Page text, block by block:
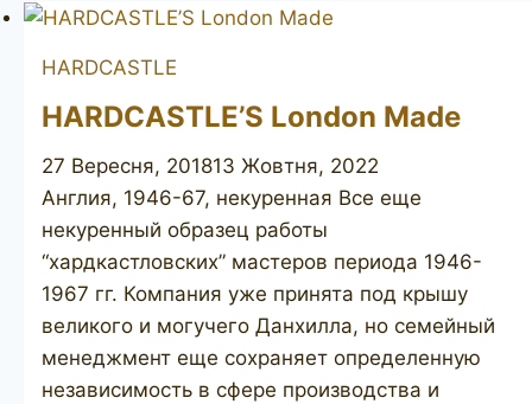
HARDCASTLE
HARDCASTLE’S London Made
27 Вересня, 201813 Жовтня, 2022
Англия, 1946-67, некуренная Все еще
некуренный образец работы
“хардкастловских” мастеров периода 1946-
1967 гг. Компания уже принята под крышу
великого и могучего Данхилла, но семейный
менеджмент еще сохраняет определенную
независимость в сфере производства и